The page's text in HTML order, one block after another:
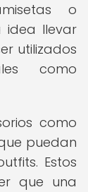
o
idea llevar
utilizados
como
como
puedan
Estos
que una